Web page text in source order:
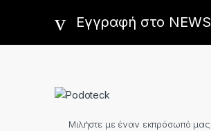
Εγγραφή στο
Μιλήστε με έναν εκπρόσωπό μας